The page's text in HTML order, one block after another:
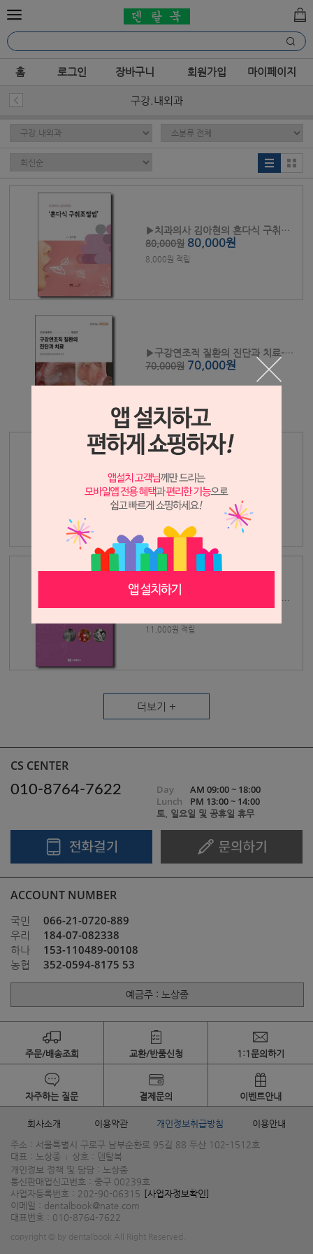
홈 로그인 장바구니 회원가입 마이페이지
구강.내외과
▶치과의사 김아현의 혼다식 구취조절법
80,000원 80,000원
8,000원 적립
▶구강연조직 질환의 진단과 치료-개정판
70,000원 70,000원
▶발치 후 통증과 합병증
80,000원 80,000원
8,000원 적립
▶소아청소년 맹출장애·매복치의 치료 Vol. Ⅱ
110,000원
11,000원 적립
더보기 +
CS CENTER
010-8764-7622
Day
AM 09:00 ~ 18:00
Lunch
PM 13:00 ~ 14:00
토, 일요일 및 공휴일 휴무
ACCOUNT NUMBER
국민 066-21-0720-889
우리 184-07-082338
하나 153-110489-00108
농협 352-0594-8175 53
예금주 : 노상종
주문/배송조회 교환/반품신청 1:1문의하기
자주하는 질문 결제문의 이벤트안내
회사소개 이용약관 개인정보취급방침
이용안내
주소 : 서울특별시 구로구 남부순환로 95길 88 두산 102-1512호
대표 : 노상종
상호 : 덴탈북
개인정보 정책 및 담당 : 노상종
통신판매업신고번호 : 중구 00239호
사업자등록번호 : 202-90-06315 [사업자정보확인]
이메일 : dentalbook@nate.com
대표번호 : 010-8764-7622
copyright © by dentalbook All Right Reserved.